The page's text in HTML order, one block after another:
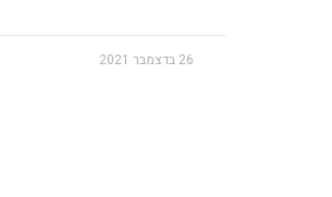
26 בדצמבר 2021